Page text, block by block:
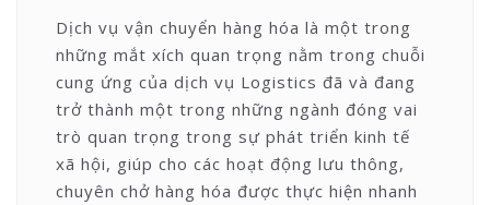
Dịch vụ vận chuyển hàng hóa là một trong
những mắt xích quan trọng nằm trong chuỗi
cung ứng của dịch vụ Logistics đã và đang
trở thành một trong những ngành đóng vai
trò quan trọng trong sự phát triển kinh tế
xã hội, giúp cho các hoạt động lưu thông,
chuyên chở hàng hóa được thực hiện nhanh